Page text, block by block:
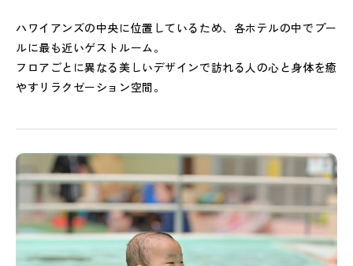
ハワイアンズの中央に位置しているため、各ホテルの中でプー
ルに最も近いゲストルーム。
フロアごとに異なる美しいデザインで訪れる人の心と身体を癒
やすリラクゼーション空間。